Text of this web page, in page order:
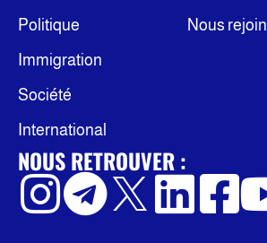
NOUS RETROUVER :
Politique
Immigration
Société
International
Nous